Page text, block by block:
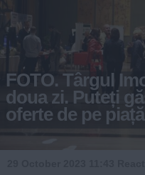
FOTO. Târgul
doua zi. Puteți
oferte de pe piață